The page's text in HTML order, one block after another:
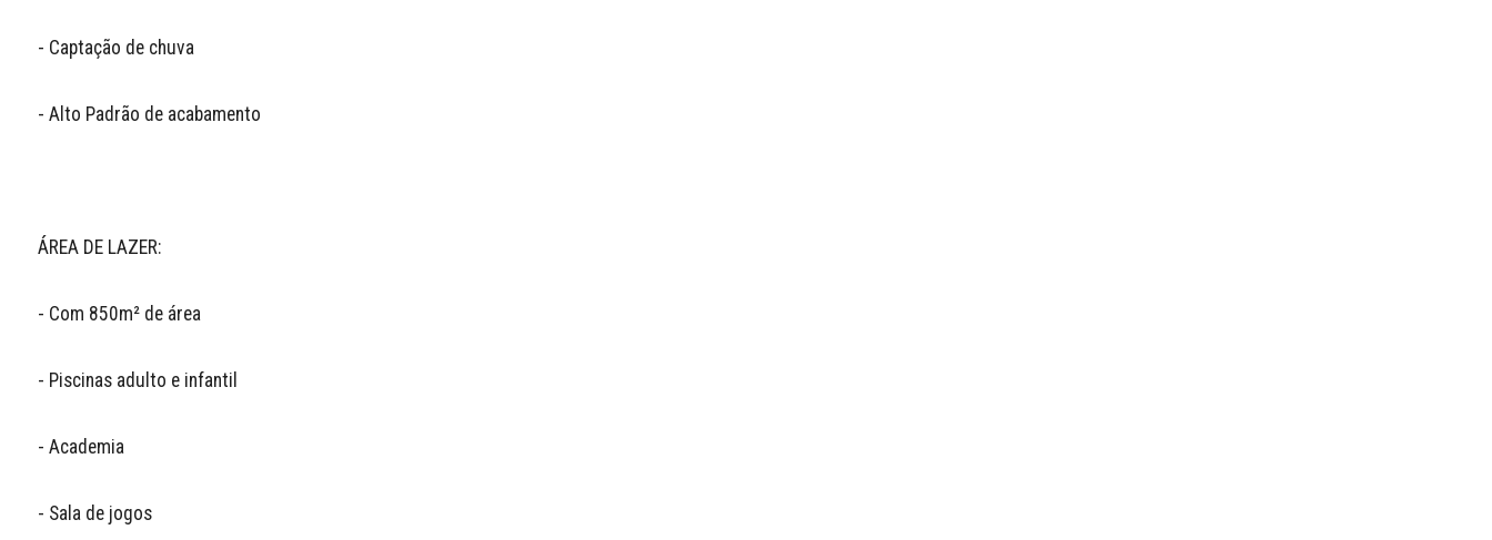
- Captação de chuva
- Alto Padrão de acabamento
ÁREA DE LAZER:
- Com 850m² de área
- Piscinas adulto e infantil
- Academia
- Sala de jogos